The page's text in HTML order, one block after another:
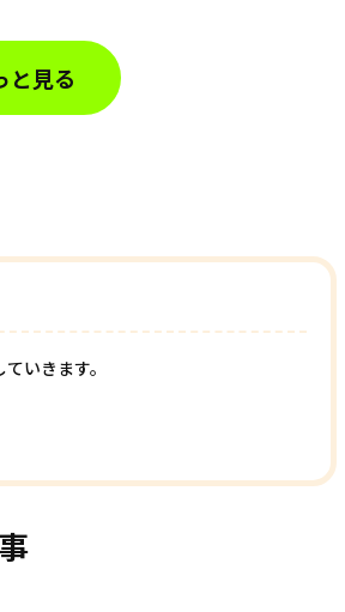
と見る
いきます。